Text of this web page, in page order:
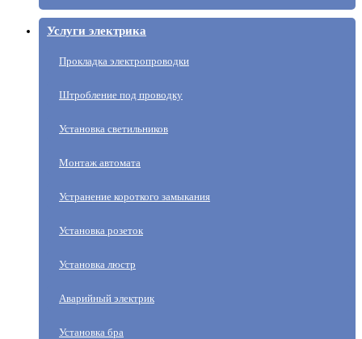
Услуги электрика
Прокладка электропроводки
Штробление под проводку
Установка светильников
Монтаж автомата
Устранение короткого замыкания
Установка розеток
Установка люстр
Аварийный электрик
Установка бра